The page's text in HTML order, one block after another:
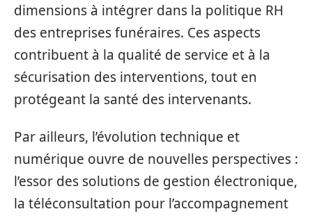
dimensions à intégrer dans la politique RH
des entreprises funéraires. Ces aspects
contribuent à la qualité de service et à la
sécurisation des interventions, tout en
protégeant la santé des intervenants.
Par ailleurs, l’évolution technique et
numérique ouvre de nouvelles perspectives :
l’essor des solutions de gestion électronique,
la téléconsultation pour l’accompagnement